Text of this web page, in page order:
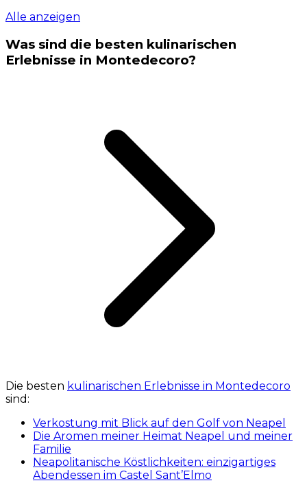
Alle anzeigen
Was sind die besten kulinarischen
Erlebnisse in Montedecoro?
Die besten kulinarischen Erlebnisse in Montedecoro
sind:
Verkostung mit Blick auf den Golf von Neapel
Die Aromen meiner Heimat Neapel und meiner
Familie
Neapolitanische Köstlichkeiten: einzigartiges
Abendessen im Castel Sant’Elmo